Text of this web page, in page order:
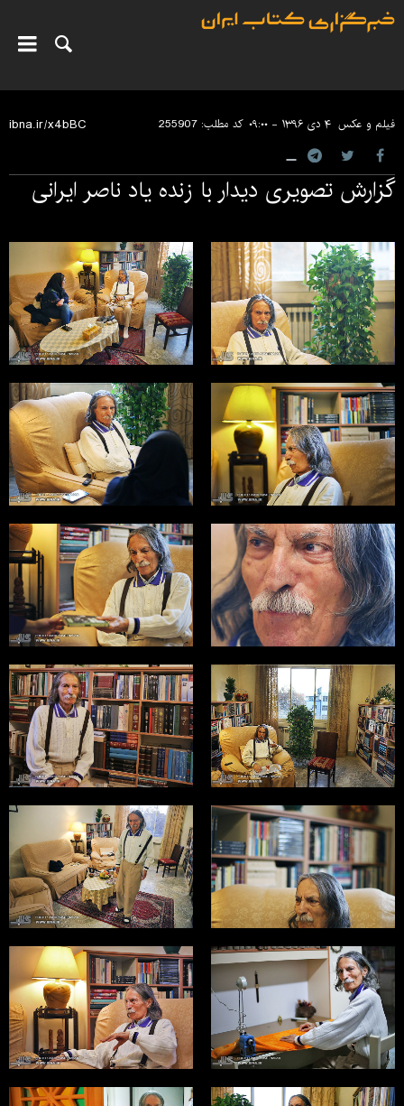
فیلم و عکس ۴ دی ۱۳۹۶ - ۰۹:۰۰ کد مطلب:255907
گزارش تصویری دیدار با زنده یاد ناصر ایرانی